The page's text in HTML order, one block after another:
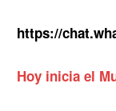
https://
Hoy inicia el